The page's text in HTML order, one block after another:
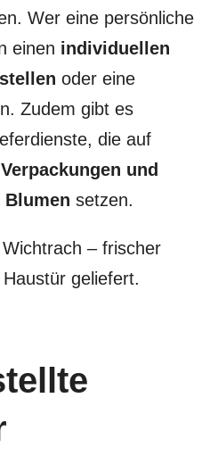
Wer eine persönliche
einen individuellen
oder eine
Zudem gibt es
die auf
und
Blumen setzen.